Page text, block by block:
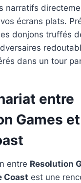
narratifs
écrans plats.
donjons truffés
dans un tour
entre
Games
entre Resolution
Coast est une